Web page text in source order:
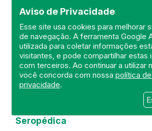
Aviso de Privacidade
Esse site usa cookies para melhorar
de navegação. A ferramenta Google
utilizada para coletar informações
visitantes, e pode compartilhar estas
com terceiros. Ao continuar a utilizar
você concorda com nossapolítica
privacidade.
Visita de fiscalização no
Seropédica